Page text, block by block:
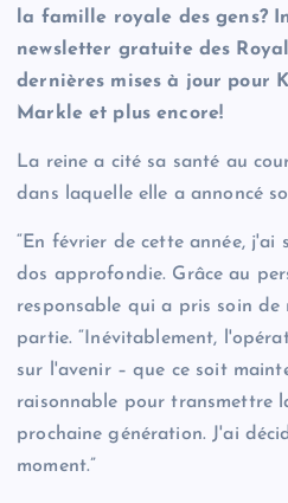
la famille royale des gens?
newsletter gratuite des
dernières mises à jour pour
Markle et plus encore!
La reine a cité sa santé au
dans laquelle elle a annoncé
“En février de cette année, j'ai
dos approfondie. Grâce au
responsable qui a pris soin de
partie. “Inévitablement,
sur l'avenir – que ce soit
raisonnable pour transmettre
prochaine génération. J'ai
moment.”